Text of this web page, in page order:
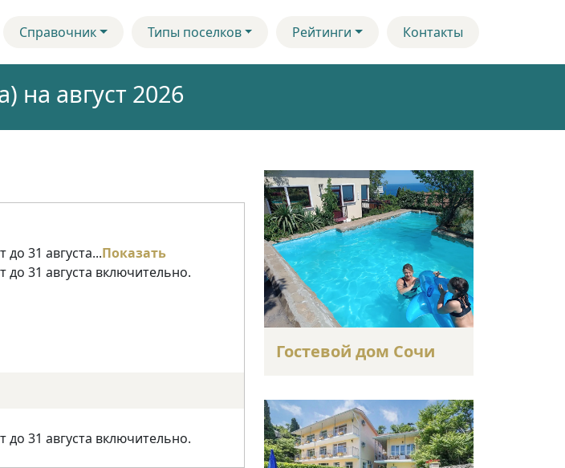
Справочник Типы поселков Рейтинги Контакты
на август 2026
31 августа...Показать
31 августа включительно.
31 августа включительно.
Гостевой дом Сочи